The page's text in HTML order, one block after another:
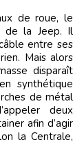
de roue, le
de la Jeep. Il
entre ses
Mais alors
disparaît
synthétique
de métal
deux
afin d’agir
la Centrale,